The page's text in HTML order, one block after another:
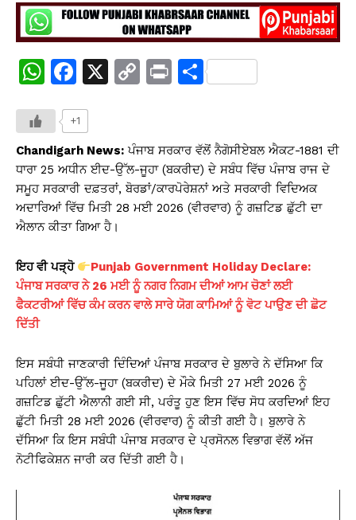
W
at
s
A
p
p
F
c
e
b
o
o
X
C
y
Li
n
Pr S
e
+1
Chandigarh News: ਪੰਜਾਬ ਸਰਕਾਰ ਵੱਲੋਂ ਨੈਗੋਸੀਏਬਲ ਐਕਟ-1881 ਦੀ
ਧਾਰਾ 25 ਅਧੀਨ ਈਦ-ਉੱਲ-ਜੂਹਾ (ਬਕਰੀਦ) ਦੇ ਸਬੰਧ ਵਿੱਚ ਪੰਜਾਬ ਰਾਜ ਦੇ
ਸਮੂਹ ਸਰਕਾਰੀ ਦਫ਼ਤਰਾਂ, ਬੋਰਡਾਂ/ਕਾਰਪੋਰੇਸ਼ਨਾਂ ਅਤੇ ਸਰਕਾਰੀ ਵਿਦਿਅਕ
ਅਦਾਰਿਆਂ ਵਿੱਚ ਮਿਤੀ 28 ਮਈ 2026 (ਵੀਰਵਾਰ) ਨੂੰ ਗਜ਼ਟਿਡ ਛੁੱਟੀ ਦਾ
ਐਲਾਨ ਕੀਤਾ ਗਿਆ ਹੈ।
ਇਹ ਵੀ ਪੜ੍ਹੋ
Punjab Government Holiday Declare:
ਪੰਜਾਬ ਸਰਕਾਰ ਨੇ 26 ਮਈ ਨੂੰ ਨਗਰ ਨਿਗਮ ਦੀਆਂ ਆਮ ਚੋਣਾਂ ਲਈ
ਫੈਕਟਰੀਆਂ ਵਿੱਚ ਕੰਮ ਕਰਨ ਵਾਲੇ ਸਾਰੇ ਯੋਗ ਕਾਮਿਆਂ ਨੂੰ ਵੋਟ ਪਾਉਣ ਦੀ ਛੋਟ
ਦਿੱਤੀ
ਇਸ ਸਬੰਧੀ ਜਾਣਕਾਰੀ ਦਿੰਦਿਆਂ ਪੰਜਾਬ ਸਰਕਾਰ ਦੇ ਬੁਲਾਰੇ ਨੇ ਦੱਸਿਆ ਕਿ
ਪਹਿਲਾਂ ਈਦ-ਉੱਲ-ਜੂਹਾ (ਬਕਰੀਦ) ਦੇ ਮੌਕੇ ਮਿਤੀ 27 ਮਈ 2026 ਨੂੰ
ਗਜ਼ਟਿਡ ਛੁੱਟੀ ਐਲਾਨੀ ਗਈ ਸੀ, ਪਰੰਤੂ ਹੁਣ ਇਸ ਵਿੱਚ ਸੋਧ ਕਰਦਿਆਂ ਇਹ
ਛੁੱਟੀ ਮਿਤੀ 28 ਮਈ 2026 (ਵੀਰਵਾਰ) ਨੂੰ ਕੀਤੀ ਗਈ ਹੈ। ਬੁਲਾਰੇ ਨੇ
ਦੱਸਿਆ ਕਿ ਇਸ ਸਬੰਧੀ ਪੰਜਾਬ ਸਰਕਾਰ ਦੇ ਪ੍ਰਸੋਨਲ ਵਿਭਾਗ ਵੱਲੋਂ ਅੱਜ
ਨੋਟੀਫਿਕੇਸ਼ਨ ਜਾਰੀ ਕਰ ਦਿੱਤੀ ਗਈ ਹੈ।